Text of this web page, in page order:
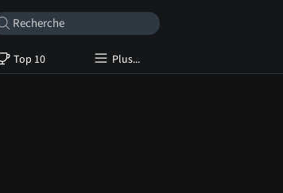
Top 10 Plus...